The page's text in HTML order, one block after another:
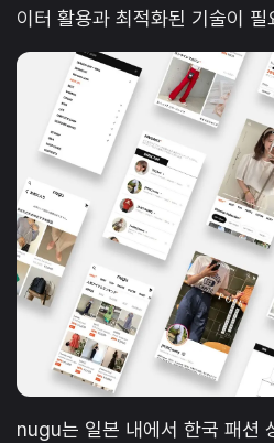
이터 활용과 최적화된 기술이 필
nugu는 일본 내에서 한국 패션